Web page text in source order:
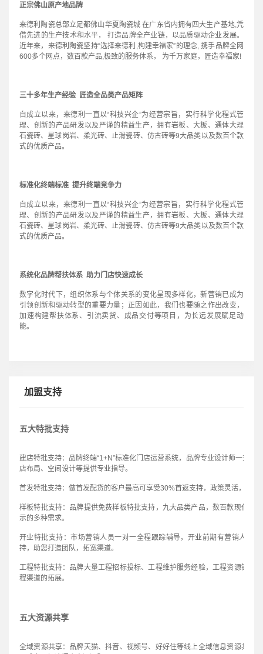
正宗佛山原产地品牌
来德利陶瓷总部立足都佛山华夏陶瓷城 在广东省内拥有四大生产基地,凭
借先进的生产技术和水平， 打造品牌全产业链，以品质驱动企业发展。
近年来，来德利陶瓷坚持“选择来德利,构建幸福家”的理念, 携手品牌全网
600多个网点，数百款产品,极致的服务体系， 为千万家庭，匠造幸福家!
三十多年生产经验 匠造全品类产品矩阵
自成立以来，来德利一直以“科技兴企”为经营宗旨，实行科学化程式管
理、创新的产品研发以及严谨的精益生产，拥有岩板、大板、通体大理
石瓷砖、星球岗岩、柔光砖、止滑瓷砖、仿古砖等9大品类以及数百个款
式的优质产品。
标准化终端标准 提升终端竞争力
自成立以来，来德利一直以“科技兴企”为经营宗旨，实行科学化程式管
理、创新的产品研发以及严谨的精益生产，拥有岩板、大板、通体大理
石瓷砖、星球岗岩、柔光砖、止滑瓷砖、仿古砖等9大品类以及数百个款
式的优质产品。
系统化品牌帮扶体系 助力门店快速成长
数字化时代下，组织体系与个体关系的变化呈现多样化，新营销已成为
引领创新和驱动转型的重要力量；正因如此，我们也要随之作出改变，
加速构建帮扶体系、引流卖货、成品交付等项目，为长远发展赋足动
能。
加盟支持
五大特批支持
建店特批支持：品牌终端“1+N”标准化门店运营系统，品牌专业设计师一对一
店布局、空间设计等提供专业指导。
首发特批支持：做首发配货的客户最高可享受30%首返支持，政策灵活，助经
样板特批支持：品牌提供免费样板特批支持，九大品类产品，数百款现代潮
示的多种需求。
开业特批支持：市场营销人员一对一全程跟踪辅导，开业前期有营销人员
持，助您打造团队，拓宽渠道。
工程特批支持：品牌大量工程招标投标、工程维护服务经验，工程资源针对
程渠道的拓展。
五大资源共享
全域资源共享：品牌天猫、抖音、视频号、好好住等线上全域信息资源共享